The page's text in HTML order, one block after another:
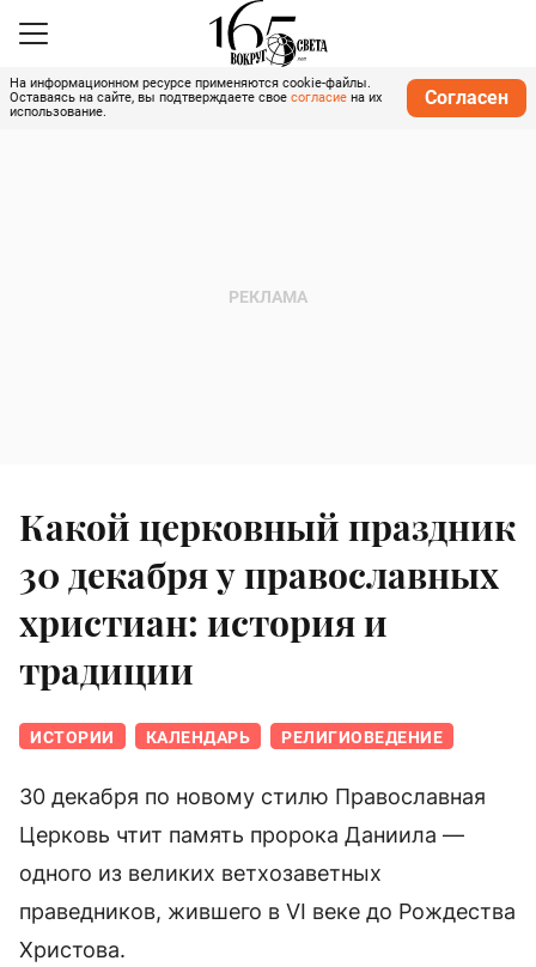
На информационном ресурсе применяются cookie-файлы.
Оставаясь на сайте, вы подтверждаете свое согласие на их
использование.
Согласен
Какой церковный праздник
30 декабря у православных
христиан: история и
традиции
ИСТОРИИ КАЛЕНДАРЬ РЕЛИГИОВЕДЕНИЕ
30 декабря по новому стилю Православная
Церковь чтит память пророка Даниила —
одного из великих ветхозаветных
праведников, жившего в VI веке до Рождества
Христова.